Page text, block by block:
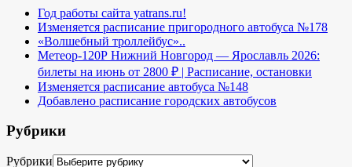
Год работы сайта yatrans.ru!
Изменяется расписание пригородного автобуса №178
«Волшебный троллейбус»..
Метеор-120Р Нижний Новгород — Ярославль 2026:
билеты на июнь от 2800 ₽ | Расписание, остановки
Изменяется расписание автобуса №148
Добавлено расписание городских автобусов
Рубрики
Рубрики